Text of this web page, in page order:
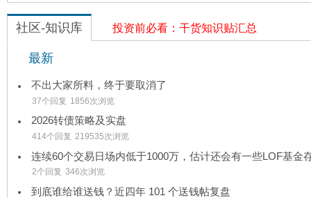
社区-知识库 投资前必看：干货知识贴汇总
最新
不出大家所料，终于要取消了
37个回复 1856次浏览
2026转债策略及实盘
414个回复 219535次浏览
2个回复 346次浏览
到底谁给谁送钱？近四年 101 个送钱帖复盘